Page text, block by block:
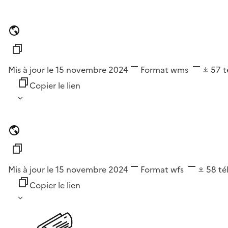
Mis à jour le 15 novembre 2024 Format wms 57
Copier le lien
Mis à jour le 15 novembre 2024 Format wfs 58
Copier le lien